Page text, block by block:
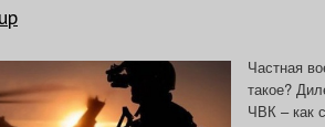
Частная
такое?
ЧВК – как